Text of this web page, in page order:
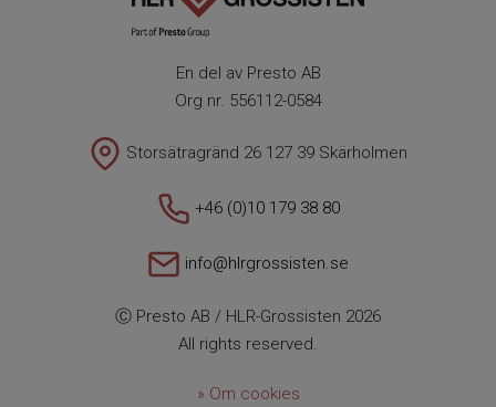
En del av Presto AB
Org nr. 556112-0584
Storsätragränd 26 127 39 Skärholmen
+46 (0)10 179 38 80
info@hlrgrossisten.se
Ⓒ Presto AB / HLR-Grossisten 2026
All rights reserved.
» Om cookies